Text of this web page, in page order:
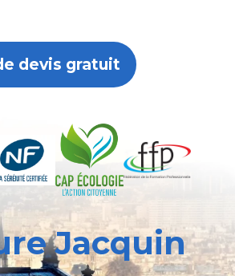
devis gratuit
Jacquin